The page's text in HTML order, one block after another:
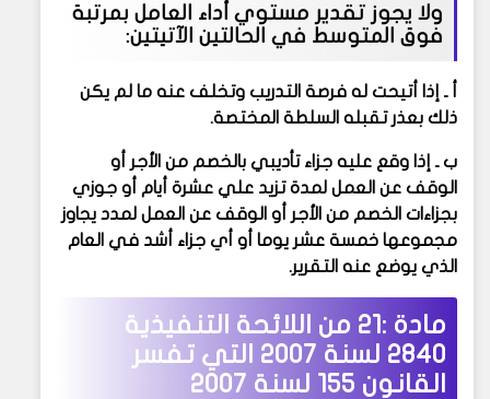
ولا يجوز تقدير مستوي أداء العامل بمرتبة
فوق المتوسط في الحالتين الآتيتين:
أ ـ إذا أتيحت له فرصة التدريب وتخلف عنه ما لم يكن
ذلك بعذر تقبله السلطة المختصة.
ب ـ إذا وقع عليه جزاء تأديبي بالخصم من الأجر أو
الوقف عن العمل لمدة تزيد علي عشرة أيام أو جوزي
بجزاءات الخصم من الأجر أو الوقف عن العمل لمدد يجاوز
مجموعها خمسة عشر يوما أو أي جزاء أشد في العام
الذي يوضع عنه التقرير.
مادة :21 من
اللائحة التنفيذية
2840 لسنة 2007 التي تفسر
القانون 155 لسنة 2007